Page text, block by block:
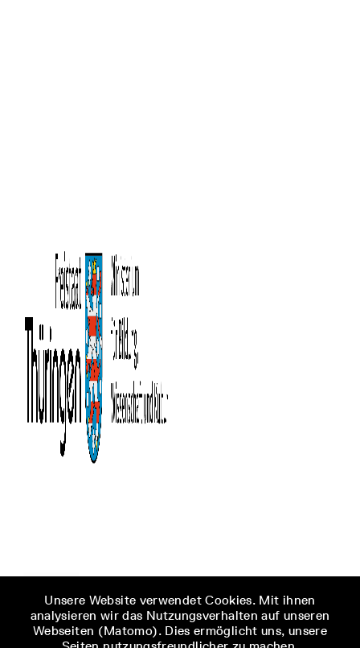
Unsere Website verwendet Cookies. Mit ihnen
analysieren wir das Nutzungsverhalten auf unseren
Webseiten (Matomo). Dies ermöglicht uns, unsere